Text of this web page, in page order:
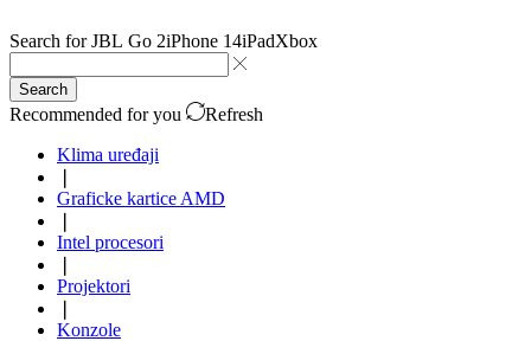
Search forJBL Go 2iPhone 14iPadXbox
Search
Recommended for you
Refresh
Klima uređaji
Graficke kartice AMD
Intel procesori
Projektori
Konzole